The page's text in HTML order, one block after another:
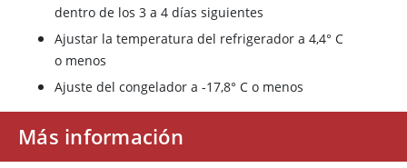
dentro de los 3 a 4 días siguientes
Ajustar la temperatura del refrigerador a 4,4° C
o menos
Ajuste del congelador a -17,8° C o menos
Más información